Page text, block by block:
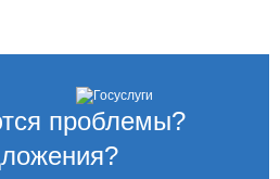
проблемы?